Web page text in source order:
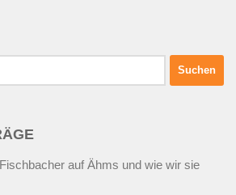
auf Ähms und wie wir sie